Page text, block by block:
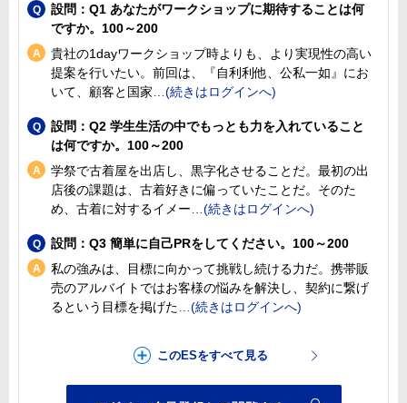
設問：Q1 あなたがワークショップに期待することは何
ですか。100～200
貴社の1dayワークショップ時よりも、より実現性の高い
提案を行いたい。前回は、『自利利他、公私一如』にお
いて、顧客と国家
設問：Q2 学生生活の中でもっとも力を入れていること
は何ですか。100～200
学祭で古着屋を出店し、黒字化させることだ。最初の出
店後の課題は、古着好きに偏っていたことだ。そのた
め、古着に対するイメー
設問：Q3 簡単に自己PRをしてください。100～200
私の強みは、目標に向かって挑戦し続ける力だ。携帯販
売のアルバイトではお客様の悩みを解決し、契約に繋げ
るという目標を掲げた